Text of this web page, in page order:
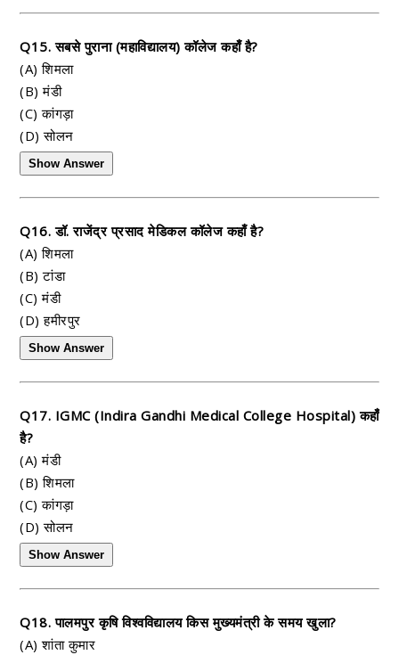
Q15. सबसे पुराना (महाविद्यालय) कॉलेज कहाँ है?
(A) शिमला
(B) मंडी
(C) कांगड़ा
(D) सोलन
Show Answer
Q16. डॉ. राजेंद्र प्रसाद मेडिकल कॉलेज कहाँ है?
(A) शिमला
(B) टांडा
(C) मंडी
(D) हमीरपुर
Show Answer
Q17. IGMC (Indira Gandhi Medical College Hospital) कहाँ
है?
(A) मंडी
(B) शिमला
(C) कांगड़ा
(D) सोलन
Show Answer
Q18. पालमपुर कृषि विश्वविद्यालय किस मुख्यमंत्री के समय खुला?
(A) शांता कुमार